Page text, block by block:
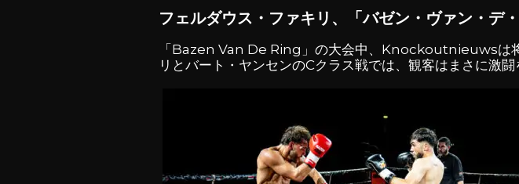
フェルダウス・ファキリ、「バゼン・ヴァン・
「Bazen Van De Ring」の大会中、Knockoutnieuwsは
リとバート・ヤンセンのCクラス戦では、観客はまさに激闘